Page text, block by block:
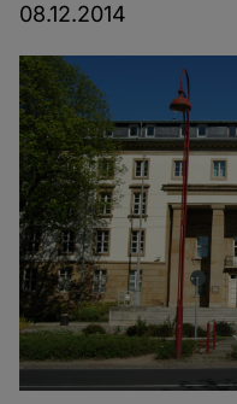
08.12.2014